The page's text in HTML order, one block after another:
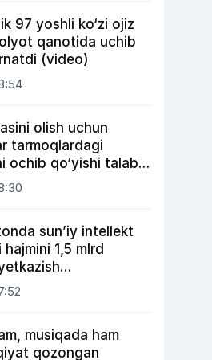
97 yoshli ko‘zi ojiz
qanotida uchib
(video)
olish uchun
tarmoqlardagi
ochib qo‘yishi talab
sunʼiy intellekt
1,5 mlrd
musiqada ham
qozongan